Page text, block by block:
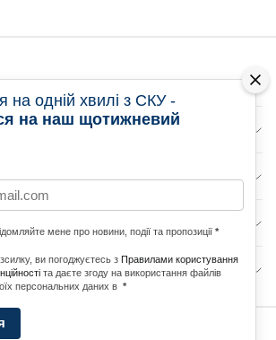
World
на одній хвилі з СКУ -
на наш щотижневий
мене про новини, події та пропозиції *
ви погоджуєтесь з Правилами користування
та даєте згоду на використання файлів
персональних даних в *